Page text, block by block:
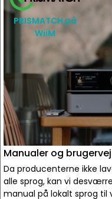
PRISMATCH på
WiiM
Manualer og
Da producenterne ikke
alle sprog, kan vi
manual på lokalt sprog til